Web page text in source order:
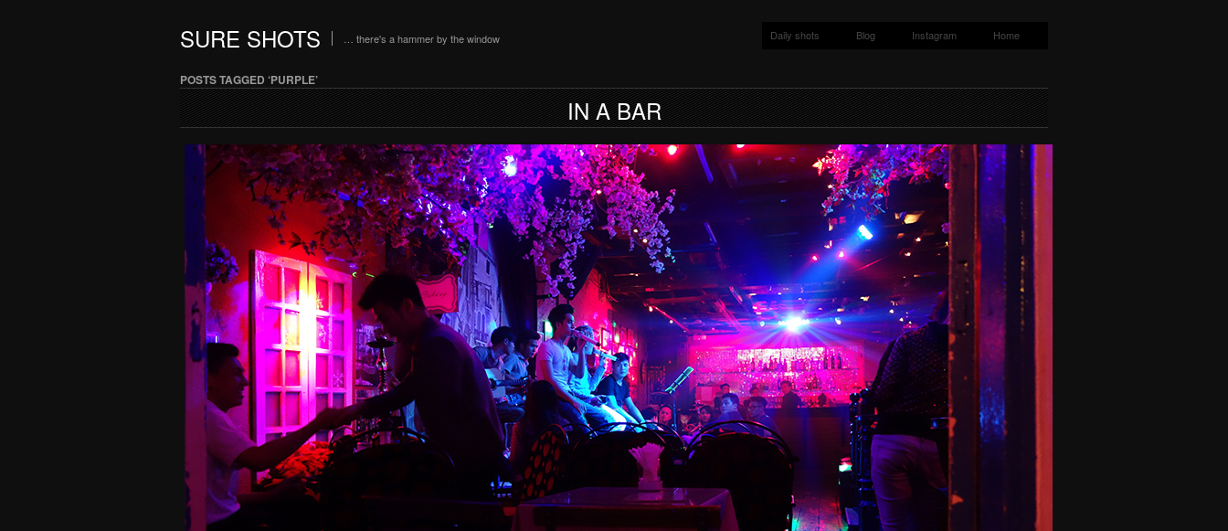
SURE SHOTS … there's a hammer by the window Daily shots Blog Instagram Home
POSTS TAGGED ‘PURPLE’
IN A BAR